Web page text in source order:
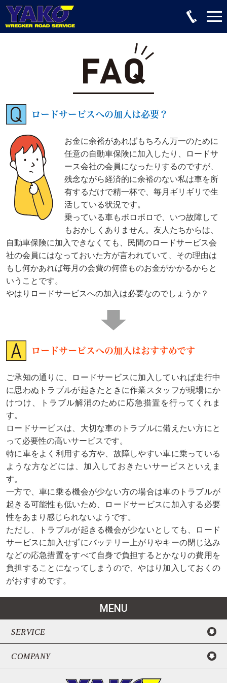
ロードサービスへの加入は必要？
お金に余裕があればもちろん万一のために
任意の自動車保険に加入したり、ロードサ
ース会社の会員になったりするのですが、
残念ながら経済的に余裕のない私は車を所
有するだけで精一杯で、毎月ギリギリで生
活している状況です。
乗っている車もボロボロで、いつ故障して
もおかしくありません。友人たちからは、
自動車保険に加入できなくても、民間のロードサービス会
社の会員にはなっておいた方が言われていて、その理由は
もし何かあれば毎月の会費の何倍ものお金がかかるからと
いうことです。
やはりロードサービスへの加入は必要なのでしょうか？
ロードサービスへの加入はおすすめです
ご承知の通りに、ロードサービスに加入していれば走行中
に思わぬトラブルが起きたときに作業スタッフが現場にか
けつけ、トラブル解消のために応急措置を行ってくれま
す。
ロードサービスは、大切な車のトラブルに備えたい方にと
って必要性の高いサービスです。
特に車をよく利用する方や、故障しやすい車に乗っている
ような方などには、加入しておきたいサービスといえま
す。
一方で、車に乗る機会が少ない方の場合は車のトラブルが
起きる可能性も低いため、ロードサービスに加入する必要
性をあまり感じられないようです。
ただし、トラブルが起きる機会が少ないとしても、ロード
サービスに加入せずにバッテリー上がりやキーの閉じ込み
などの応急措置をすべて自身で負担するとかなりの費用を
負担することになってしまうので、やはり加入しておくの
がおすすめです。
MENU
SERVICE
COMPANY